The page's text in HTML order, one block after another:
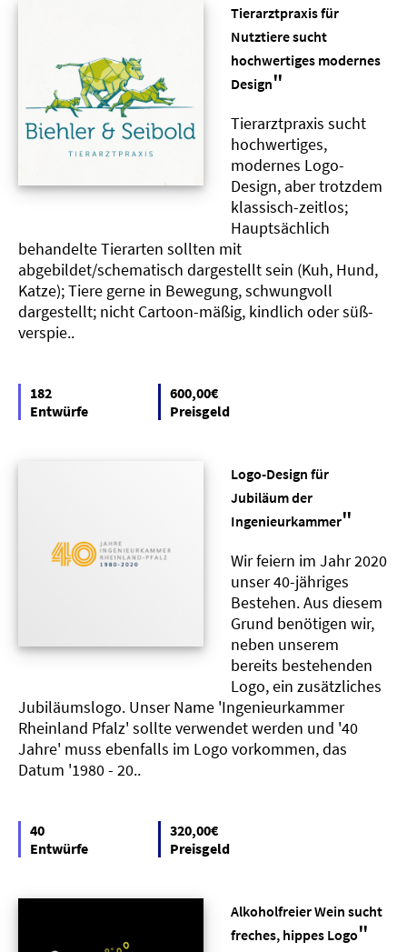
Tierarztpraxis für
Nutztiere sucht
hochwertiges modernes
Design"
Tierarztpraxis sucht
hochwertiges,
modernes Logo-
Design, aber trotzdem
klassisch-zeitlos;
Hauptsächlich
behandelte Tierarten sollten mit
abgebildet/schematisch dargestellt sein (Kuh, Hund,
Katze); Tiere gerne in Bewegung, schwungvoll
dargestellt; nicht Cartoon-mäßig, kindlich oder süß-
verspie..
182
Entwürfe
600,00€
Preisgeld
Logo-Design für
Jubiläum der
Ingenieurkammer"
Wir feiern im Jahr 2020
unser 40-jähriges
Bestehen. Aus diesem
Grund benötigen wir,
neben unserem
bereits bestehenden
Logo, ein zusätzliches
Jubiläumslogo. Unser Name 'Ingenieurkammer
Rheinland Pfalz' sollte verwendet werden und '40
Jahre' muss ebenfalls im Logo vorkommen, das
Datum '1980 - 20..
40
Entwürfe
320,00€
Preisgeld
Alkoholfreier Wein sucht
freches, hippes Logo"